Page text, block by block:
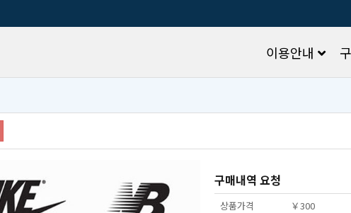
이용안내
구매내역요청
상품가격
￥300